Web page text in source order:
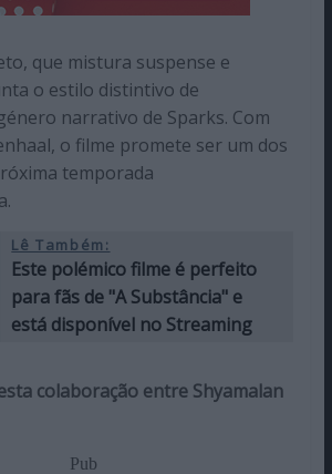
que mistura suspense e
o estilo distintivo de
narrativo de Sparks. Com
o filme promete ser um dos
temporada
Lê Também:
Este polémico filme é perfeito
para fãs de "A Substância" e
está disponível no Streaming
colaboração entre Shyamalan
Pub